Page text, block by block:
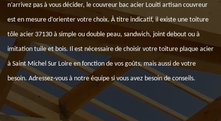
n’arrivez pas à vous décider, le couvreur bac acier Louiti artisan couvreur
est en mesure d’orienter votre choix. À titre indicatif, il existe une toiture
tôle acier 37130 à simple ou double peau, sandwich, joint debout ou à
imitation tuile et bois. Il est nécessaire de choisir votre toiture plaque acier
à Saint Michel Sur Loire en fonction de vos goûts, mais aussi de votre
besoin. Adressez-vous à notre équipe si vous avez besoin de conseils.